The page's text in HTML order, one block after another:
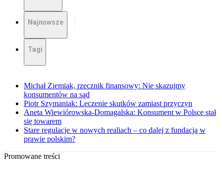
Najnowsze
Tagi
Michał Ziemiak, rzecznik finansowy: Nie skazujmy
konsumentów na sąd
Piotr Szymaniak: Leczenie skutków zamiast przyczyn
Aneta Wiewiórowska-Domagalska: Konsument w Polsce stał
się towarem
Stare regulacje w nowych realiach – co dalej z fundacją w
prawie polskim?
Promowane treści